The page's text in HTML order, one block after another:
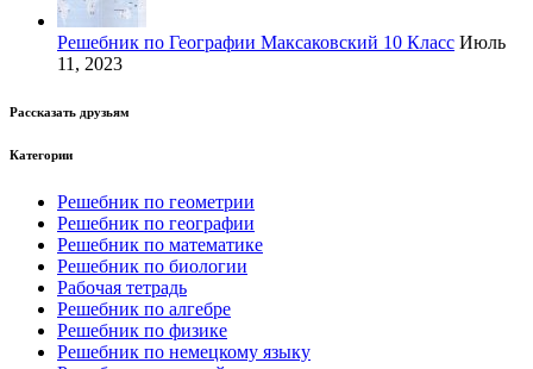
Решебник по Географии Максаковский 10 Класс Июль
11, 2023
Рассказать друзьям
Категории
Решебник по геометрии
Решебник по географии
Решебник по математике
Решебник по биологии
Рабочая тетрадь
Решебник по алгебре
Решебник по физике
Решебник по немецкому языку